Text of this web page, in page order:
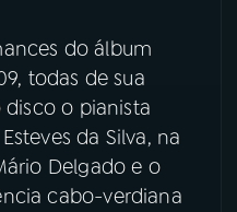
Facebook
X
do álbum
todas de sua
o pianista
da Silva, na
Delgado e o
cabo-verdiana